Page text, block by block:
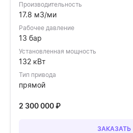
Производительность
17.8 м3/ми
Рабочее давление
13 бар
Установленная мощность
132 кВт
Тип привода
прямой
2 300 000₽
ЗАКАЗАТЬ